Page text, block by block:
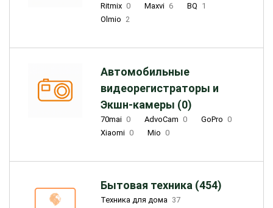
Ritmix 0 Maxvi 6 BQ 1
Olmio 2
Автомобильные
видеорегистраторы и
Экшн-камеры (0)
70mai 0 AdvoCam 0 GoPro 0
Xiaomi 0 Mio 0
Бытовая техника (454)
Техника для дома 37